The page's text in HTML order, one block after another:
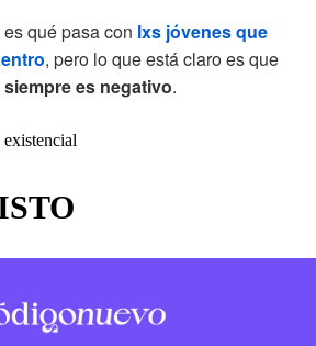
qué pasa con lxs jóvenes que
, pero lo que está claro es que
es negativo.
existencial